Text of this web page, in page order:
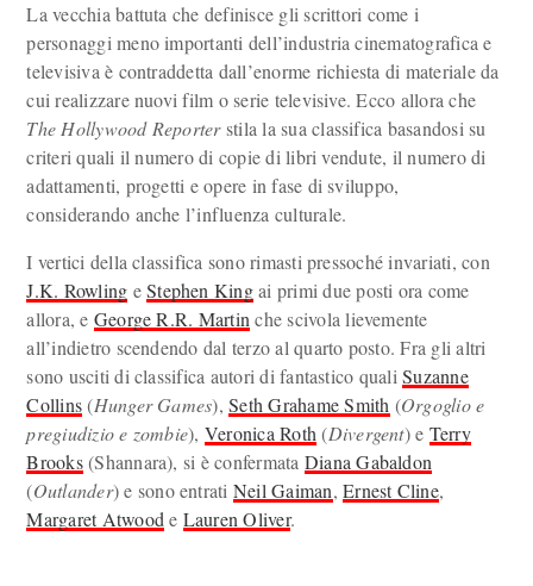
La vecchia battuta che definisce gli scrittori come i
personaggi meno importanti dell’industria cinematografica e
televisiva è contraddetta dall’enorme richiesta di materiale da
cui realizzare nuovi film o serie televisive. Ecco allora che
The Hollywood Reporterstila la sua classifica basandosi su
criteri quali il numero di copie di libri vendute, il numero di
adattamenti, progetti e opere in fase di sviluppo,
considerando anche l’influenza culturale.
I vertici della classifica sono rimasti pressoché invariati, con
J.K. Rowling eStephen Kingai primi due posti ora come
allora, e George R.R. Martin che scivola lievemente
all’indietro scendendo dal terzo al quarto posto. Fra gli altri
sono usciti di classifica autori di fantastico qualiSuzanne
Collins(Hunger Games),Seth Grahame Smith (Orgoglio e
pregiudizio e zombie), Veronica Roth (Divergent) e Terry
Brooks(Shannara), si è confermata Diana Gabaldon
(Outlander) e sono entrati Neil Gaiman,Ernest Cline,
Margaret Atwood e Lauren Oliver.